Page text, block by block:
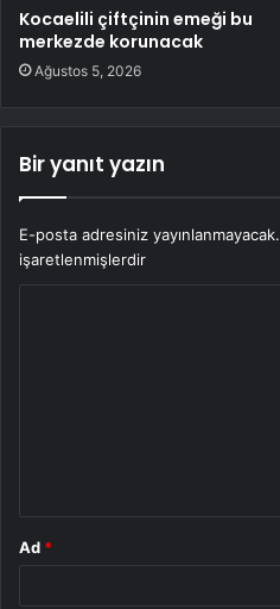
Kocaelili çiftçinin emeği bu
merkezde korunacak
Ağustos 5, 2026
Bir yanıt yazın
E-posta adresiniz yayınlanmayacak.
işaretlenmişlerdir
Ad *